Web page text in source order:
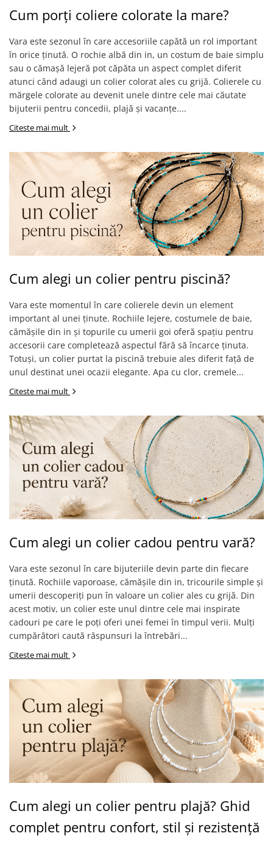
Cum porți coliere colorate la mare?
Vara este sezonul în care accesoriile capătă un rol important
în orice ținută. O rochie albă din in, un costum de baie simplu
sau o cămașă lejeră pot căpăta un aspect complet diferit
atunci când adaugi un colier colorat ales cu grijă. Colierele cu
mărgele colorate au devenit unele dintre cele mai căutate
bijuterii pentru concedii, plajă și vacanțe....
Citeste mai mult
Cum alegi un colier pentru piscină?
Vara este momentul în care colierele devin un element
important al unei ținute. Rochiile lejere, costumele de baie,
cămășile din in și topurile cu umerii goi oferă spațiu pentru
accesorii care completează aspectul fără să încarce ținuta.
Totuși, un colier purtat la piscină trebuie ales diferit față de
unul destinat unei ocazii elegante. Apa cu clor, cremele...
Citeste mai mult
Cum alegi un colier cadou pentru vară?
Vara este sezonul în care bijuteriile devin parte din fiecare
ținută. Rochiile vaporoase, cămășile din in, tricourile simple și
umerii descoperiți pun în valoare un colier ales cu grijă. Din
acest motiv, un colier este unul dintre cele mai inspirate
cadouri pe care le poți oferi unei femei în timpul verii. Mulți
cumpărători caută răspunsuri la întrebări...
Citeste mai mult
Cum alegi un colier pentru plajă? Ghid
complet pentru confort, stil și rezistență